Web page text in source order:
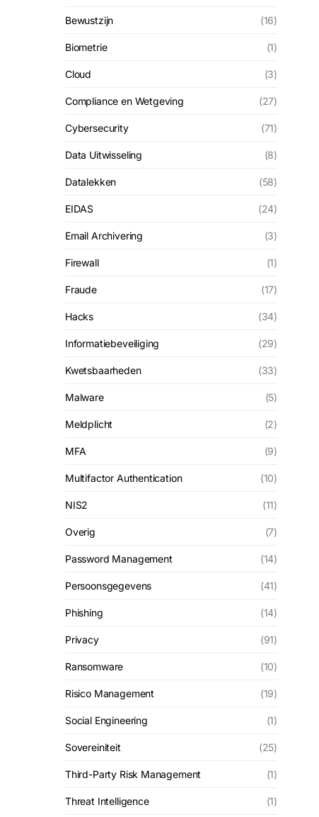
Bewustzijn (16)
Biometrie (1)
Cloud (3)
Compliance en Wetgeving (27)
Cybersecurity (71)
Data Uitwisseling (8)
Datalekken (58)
EIDAS (24)
Email Archivering (3)
Firewall (1)
Fraude (17)
Hacks (34)
Informatiebeveiliging (29)
Kwetsbaarheden (33)
Malware (5)
Meldplicht (2)
MFA (9)
Multifactor Authentication (10)
NIS2 (11)
Overig (7)
Password Management (14)
Persoonsgegevens (41)
Phishing (14)
Privacy (91)
Ransomware (10)
Risico Management (19)
Social Engineering (1)
Sovereiniteit (25)
Third-Party Risk Management (1)
Threat Intelligence (1)